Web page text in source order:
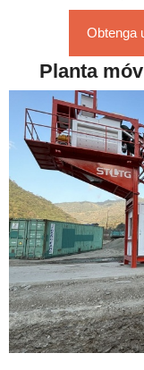
Obtenga
Planta